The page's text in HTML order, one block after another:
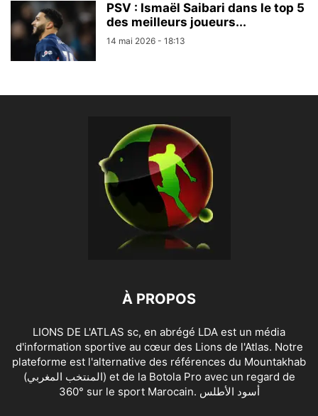
PSV : Ismaël Saibari dans le top 5
des meilleurs joueurs...
14 mai 2026 - 18:13
À PROPOS
LIONS DE L'ATLAS sc, en abrégé LDA est un média
d'information sportive au cœur des Lions de l'Atlas. Notre
plateforme est l'alternative des références du Mountakhab
(المنتخب المغربي) et de la Botola Pro avec un regard de
360° sur le sport Marocain. أسود الأطلس